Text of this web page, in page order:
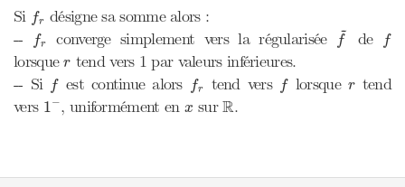
Si fr
r désigne sa somme alors :
--
fr
fr converge simplement vers la régularisée ~
f
f~ de f
lorsquer
r tend vers 1 par valeurs inférieures.
-- Si f
f est continue alors fr
r tend vers florsque r
rtend
vers 1−
1−, uniformément en x
x surR
R.